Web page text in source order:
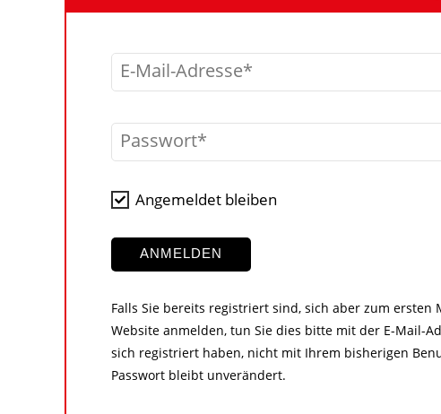
E-Mail-Adresse
Passwort
Angemeldet bleiben
ANMELDEN
Falls Sie bereits registriert sind, sich aber zum ersten
Website anmelden, tun Sie dies bitte mit der E-Mail-
sich registriert haben, nicht mit Ihrem bisherigen
Passwort bleibt unverändert.